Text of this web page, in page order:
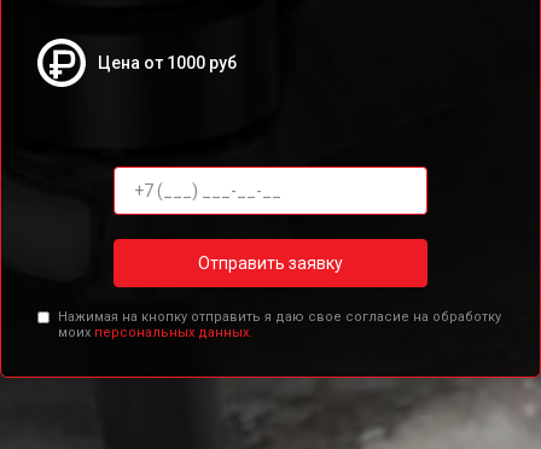
Цена от 1000 руб
Отправить заявку
Нажимая на кнопку отправить я даю свое согласие на обработку
моих персональных данных.